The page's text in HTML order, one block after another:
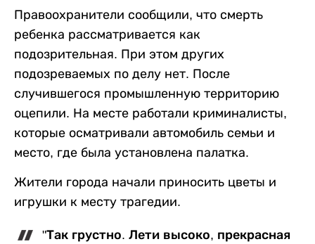
Правоохранители сообщили, что смерть
ребенка рассматривается как
подозрительная. При этом других
подозреваемых по делу нет. После
случившегося промышленную территорию
оцепили. На месте работали криминалисты,
которые осматривали автомобиль семьи и
место, где была установлена палатка.
Жители города начали приносить цветы и
игрушки к месту трагедии.
"Так грустно. Лети высоко, прекрасная